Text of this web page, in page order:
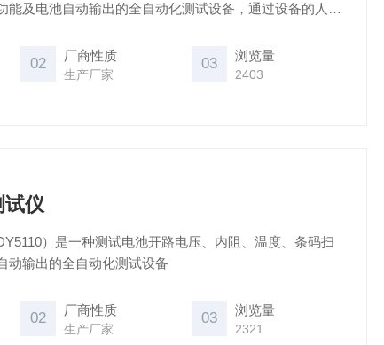
能及电池自动输出的全自动化测试设备，通过设备的人机
02 厂商性质
生产厂家
03 浏览量
2403
试仪
）是一种测试电池开路电压、内阻、温度、条码扫
动输出的全自动化测试设备
02 厂商性质
生产厂家
03 浏览量
2321